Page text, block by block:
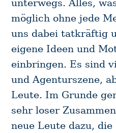
unterwegs. Alles,
möglich ohne jede
uns dabei tatkräftig
eigene Ideen und
einbringen. Es sind
und Agenturszene,
Leute. Im Grunde
sehr loser
neue Leute dazu, die